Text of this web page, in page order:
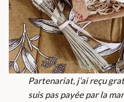
Partenariat, j’ai reçu
suis pas payée par la